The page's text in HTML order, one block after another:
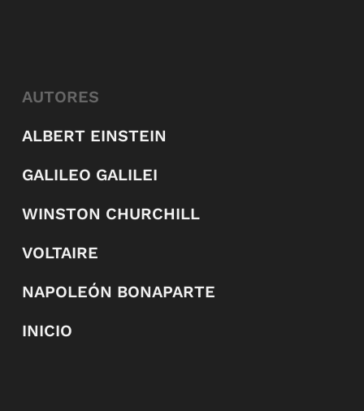
AUTORES
ALBERT EINSTEIN
GALILEO GALILEI
WINSTON CHURCHILL
VOLTAIRE
NAPOLEÓN BONAPARTE
INICIO